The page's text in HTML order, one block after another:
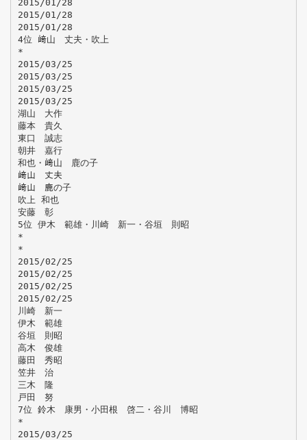
2015/01/28
2015/01/28
2015/01/28
4位 﨑山 丈夫・吹上
*
2015/03/25
2015/03/25
2015/03/25
2015/03/25
湖山 大作
藤本 貴久
東口 誠志
朝井 嘉行
和也・﨑山 鹿の子
﨑山 丈夫
﨑山 鹿の子
吹上 和也
安藤 彰
5位 伊木 範雄・川崎 新一・谷垣 則昭
*
*
2015/02/25
2015/02/25
2015/02/25
2015/02/25
川崎 新一
伊木 範雄
谷垣 則昭
高木 俊雄
藤田 秀昭
笠井 治
三木 隆
戸田 努
7位 鈴木 康男・小田根 啓二・谷川 博昭
*
2015/03/25